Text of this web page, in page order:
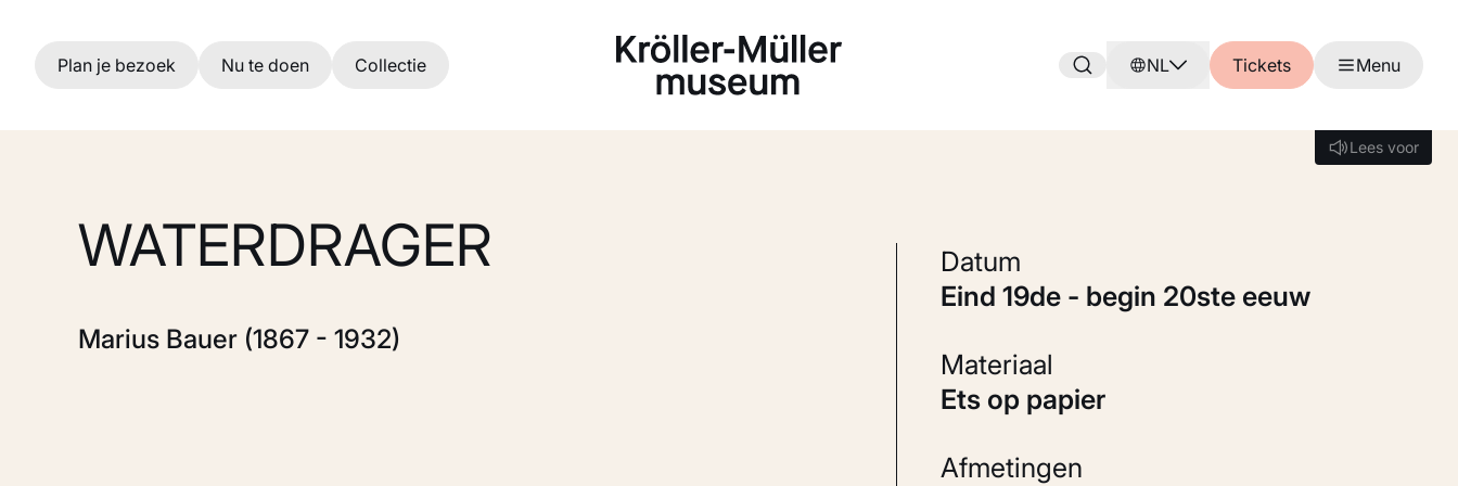
Ga naar hoofdinhoud
Plan je bezoek Nu te doen Collectie NL Tickets Menu
Lees voor
Lees voor
WATERDRAGER
Marius Bauer (1867 - 1932)
Datum
eind 19de - begin 20ste eeuw
Materiaal
Ets op papier
Afmetingen